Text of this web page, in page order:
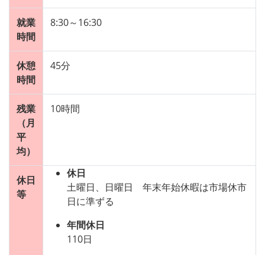
就業
時間
8:30～16:30
休憩
時間
45分
残業
（月
平
均）
10時間
休日
等
休日
土曜日、日曜日 年末年始休暇は市場休市
日に準ずる
年間休日
110日